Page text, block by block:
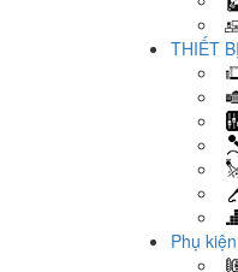
THIẾT
Phụ kiện